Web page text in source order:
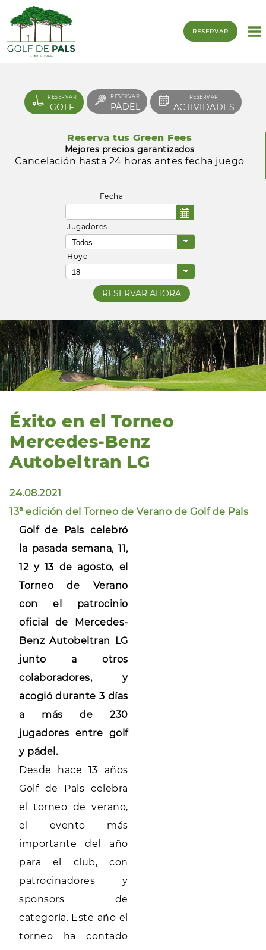
RESERVAR
RESERVAR
GOLF
RESERVAR
PÁDEL
RESERVAR
ACTIVIDADES
Reserva tus Green Fees
Mejores precios garantizados
Cancelación hasta 24 horas antes fecha juego
Fecha
Jugadores
Hoyo
Éxito en el Torneo
Mercedes-Benz
Autobeltran LG
24.08.2021
13ª edición del Torneo de Verano de Golf de Pals
Golf de Pals celebró
la pasada semana, 11,
12 y 13 de agosto, el
Torneo de Verano
con el patrocinio
oficial de Mercedes-
Benz Autobeltran LG
junto a otros
colaboradores, y
acogió durante 3 días
a más de 230
jugadores entre golf
y pádel.
Desde hace 13 años
Golf de Pals celebra
el torneo de verano,
el evento más
importante del año
para el club, con
patrocinadores y
sponsors de
categoría. Este año el
torneo ha contado